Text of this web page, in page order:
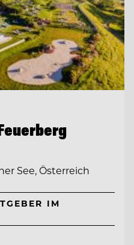
See, Österreich
IM